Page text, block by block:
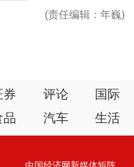
(责任编辑：年巍)
券 评论
国际
品 汽车 生活